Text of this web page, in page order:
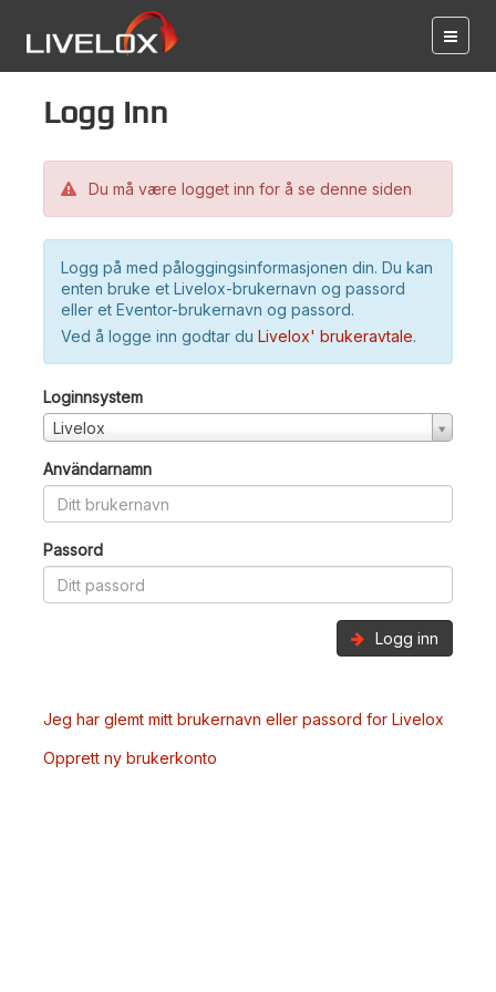
Logg inn
Du må være logget inn for å se denne siden
Logg på med påloggingsinformasjonen din. Du kan
enten bruke et Livelox-brukernavn og passord
eller et Eventor-brukernavn og passord.
Ved å logge inn godtar du Livelox' brukeravtale.
Loginnsystem
Livelox
Användarnamn
Passord
Logg inn
Jeg har glemt mitt brukernavn eller passord for Livelox
Opprett ny brukerkonto